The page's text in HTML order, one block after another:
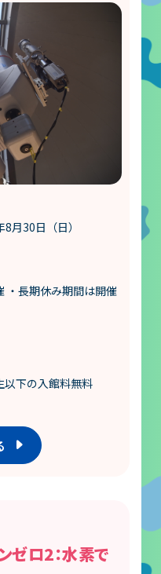
月30日（日）
・長期休み期間は開催
下の入館料無料
ゼロ2：水素で